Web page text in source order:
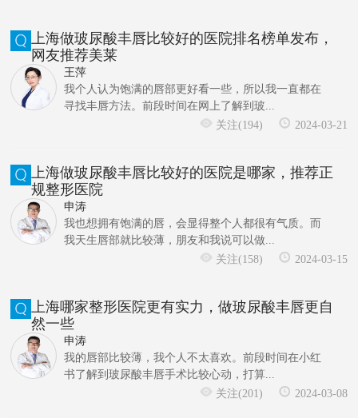
上海做玻尿酸丰唇比较好的医院排名榜单发布，
网友推荐美莱
王萍
我个人认为饱满的唇部更好看一些，所以我一直都在
寻找丰唇方法。前段时间在网上了解到玻...
关注(194)
2024-03-21
上海做玻尿酸丰唇比较好的医院是哪家，推荐正
规整形医院
申涛
我也想拥有饱满的唇，会显得整个人都很有气质。而
我天生唇部就比较薄，朋友和我说可以做...
关注(158)
2024-03-15
上海哪家整形医院更有实力，做玻尿酸丰唇更自
然一些
申涛
我的唇部比较薄，我个人不太喜欢。前段时间在小红
书了解到玻尿酸丰唇手术比较心动，打算...
关注(201)
2024-03-08